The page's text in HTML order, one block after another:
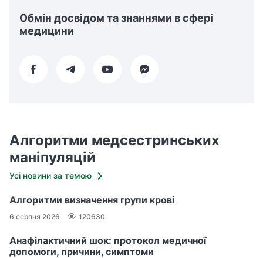
Обмін досвідом та знаннями в сфері
медицини
Алгоритми медсестринських
маніпуляцій
Усі новини за темою
Алгоритми визначення групи крові
6 серпня 2026 120630
Анафілактичний шок: протокол медичної
допомоги, причини, симптоми